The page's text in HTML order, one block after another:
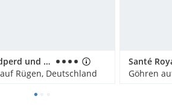
aja Nordperd und Villen Göhren
Rügen, Deutschland
Göhren